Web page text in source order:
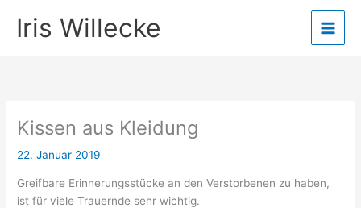
InhaltIris Willecke
Kissen aus Kleidung
22. Januar 2019
Greifbare Erinnerungsstücke an den Verstorbenen zu haben,
ist für viele Trauernde sehr wichtig.